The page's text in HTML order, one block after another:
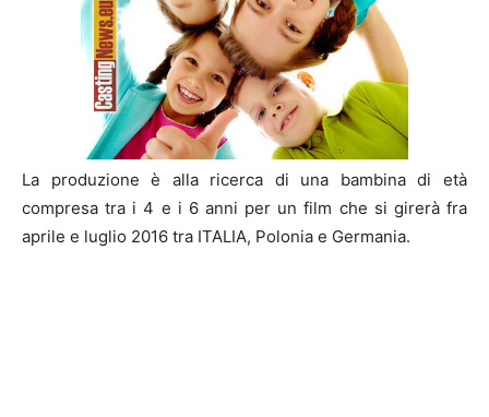
La produzione è alla ricerca di una bambina di età
compresa tra i 4 e i 6 anni per un film che si girerà fra
aprile e luglio 2016 tra ITALIA, Polonia e Germania.